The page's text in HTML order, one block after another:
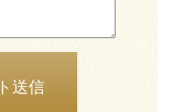
送信